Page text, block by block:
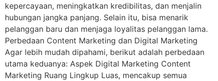
kepercayaan, meningkatkan kredibilitas, dan menjalin
hubungan jangka panjang. Selain itu, bisa menarik
pelanggan baru dan menjaga loyalitas pelanggan lama.
Perbedaan Content Marketing dan Digital Marketing
Agar lebih mudah dipahami, berikut adalah perbedaan
utama keduanya: Aspek Digital Marketing Content
Marketing Ruang Lingkup Luas, mencakup semua